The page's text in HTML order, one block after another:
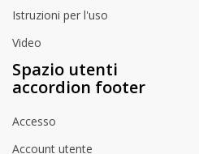
Istruzioni per l'uso
Video
Spazio utenti
accordion footer
Accesso
Account utente